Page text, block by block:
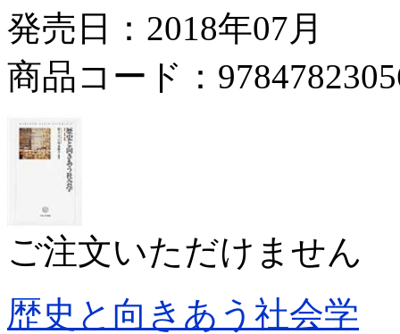
発売日：2018年07月
商品コード：
ご注文いただけません
歴史と向きあう社会学